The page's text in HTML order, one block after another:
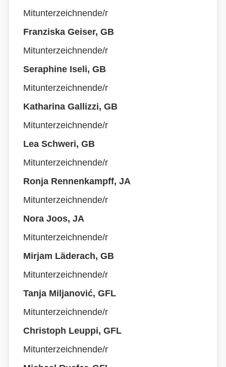
Mitunterzeichnende/r
Franziska Geiser, GB
Mitunterzeichnende/r
Seraphine Iseli, GB
Mitunterzeichnende/r
Katharina Gallizzi, GB
Mitunterzeichnende/r
Lea Schweri, GB
Mitunterzeichnende/r
Ronja Rennenkampff, JA
Mitunterzeichnende/r
Nora Joos, JA
Mitunterzeichnende/r
Mirjam Läderach, GB
Mitunterzeichnende/r
Tanja Miljanović, GFL
Mitunterzeichnende/r
Christoph Leuppi, GFL
Mitunterzeichnende/r